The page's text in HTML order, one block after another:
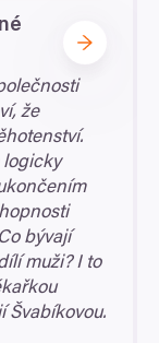
že
logicky
bývají
muži? I to
Švabíkovou.